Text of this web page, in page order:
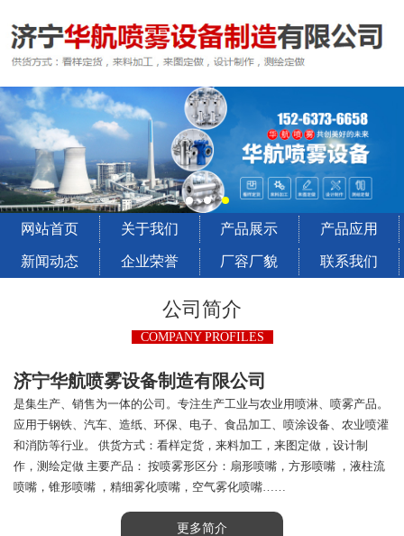
网站首页 关于我们 产品展示 产品应用
新闻动态 企业荣誉 厂容厂貌 联系我们
公司简介
COMPANY PROFILES
济宁华航喷雾设备制造有限公司
是集生产、销售为一体的公司。专注生产工业与农业用喷淋、喷雾产品。
应用于钢铁、汽车、造纸、环保、电子、食品加工、喷涂设备、农业喷灌
和消防等行业。 供货方式：看样定货，来料加工，来图定做，设计制
作，测绘定做 主要产品： 按喷雾形区分：扇形喷嘴，方形喷嘴 ，液柱流
喷嘴，锥形喷嘴 ，精细雾化喷嘴，空气雾化喷嘴……
更多简介